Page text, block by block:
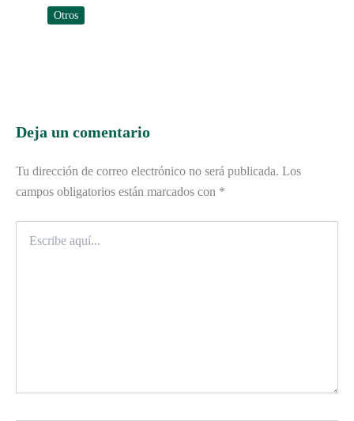
Otros
Deja un comentario
Tu dirección de correo electrónico no será publicada. Los
campos obligatorios están marcados con *
aquí...